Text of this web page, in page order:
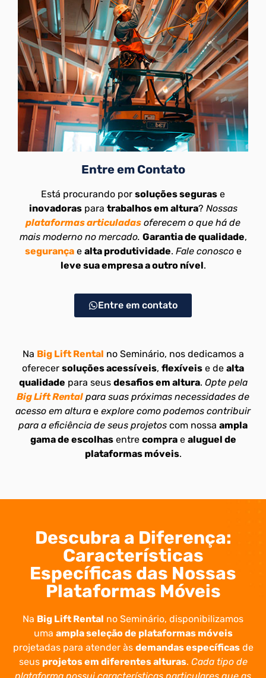
Entre em Contato
Está procurando por soluções seguras e
inovadoraspara trabalhos em altura? Nossas
plataformas articuladas oferecem o que há de
mais moderno no mercado. Garantia de qualidade,
segurança e alta produtividade. Fale conoscoe
leve sua empresa a outro nível.
Entre em contato
Na Big Lift Rental no Seminário, nos dedicamos a
oferecer soluções acessíveis, flexíveis e de alta
qualidade para seus desafios em altura. Opte pela
Big Lift Rental para suas próximas necessidades de
acesso em altura e explore como podemos contribuir
para a eficiência de seus projetos com nossa ampla
gama de escolhasentre comprae aluguel de
plataformas móveis.
Descubra a Diferença:
Características
Específicas das Nossas
Plataformas Móveis
Na Big Lift Rental no Seminário, disponibilizamos
uma ampla seleção de plataformas móveis
projetadas para atender às demandas específicasde
seus projetos em diferentes alturas. Cada tipo de